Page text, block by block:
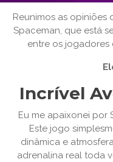
Reunimos as
Spaceman, que está
entre os jogadores
Incrível
Eu me apaixonei por
Este jogo
dinâmica e
adrenalina real toda